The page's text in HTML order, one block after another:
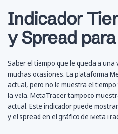
Indicador
y Spread
Saber el tiempo que le queda a una
muchas ocasiones. La plataforma
actual, pero no le muestra el
la vela. MetaTrader tampoco
actual. Este indicador puede
y el spread en el gráfico de